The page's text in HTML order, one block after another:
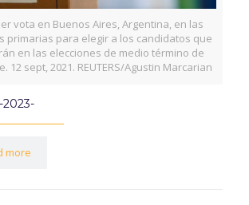
vota en Buenos Aires, Argentina, en las
primarias para elegir a los candidatos que
en las elecciones de medio término de
12 sept, 2021. REUTERS/Agustin Marcarian
2023-
more